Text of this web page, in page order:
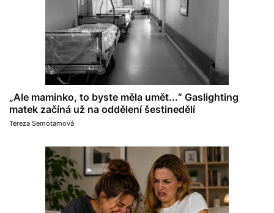
„Ale maminko, to byste měla umět...“ Gaslighting
matek začíná už na oddělení šestinedělí
Tereza Semotamová